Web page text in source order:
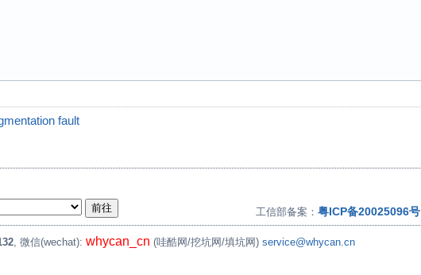
fault
工信部备案： 粤ICP备20025096号
, 微信(wechat): whycan_cn (哇酷网/挖坑网/填坑网) service@whycan.cn